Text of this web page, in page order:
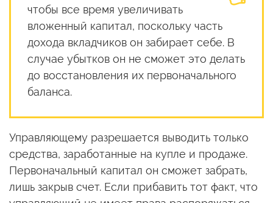
чтобы все время увеличивать
вложенный капитал, поскольку часть
дохода вкладчиков он забирает себе. В
случае убытков он не сможет это делать
до восстановления их первоначального
баланса.
Управляющему разрешается выводить только
средства, заработанные на купле и продаже.
Первоначальный капитал он сможет забрать,
лишь закрыв счет. Если прибавить тот факт, что